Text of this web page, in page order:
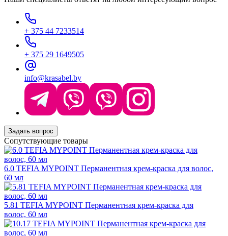
+ 375 44 7233514
+ 375 29 1649505
info@krasabel.by
Задать вопрос
Сопутствующие товары
6.0 TEFIA MYPOINT Перманентная крем-краска для волос,
60 мл
5.81 TEFIA MYPOINT Перманентная крем-краска для
волос, 60 мл